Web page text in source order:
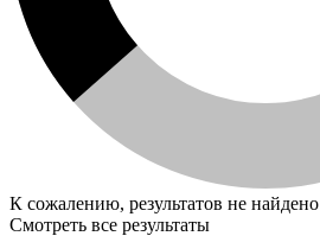
К сожалению, результатов не найдено
Смотреть все результаты